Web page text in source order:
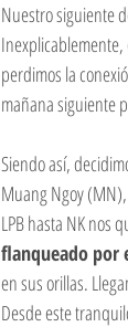
Nuestro siguiente
perdimos la
mañana siguiente
Siendo así,
Muang Ngoy
LPB hasta NK nos
flanqueado por
en sus orillas.
Desde este